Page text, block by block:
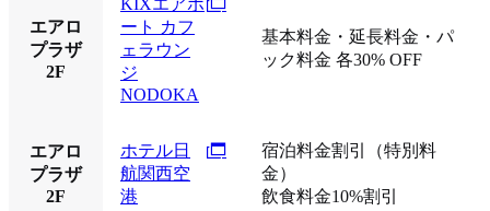
エアロ
プラザ
2F
KIXエアポ
ート カフ
ェラウン
ジ
NODOKA
基本料金・延長料金・パ
ック料金 各30% OFF
エアロ
プラザ
2F
ホテル日
航関西空
港
宿泊料金割引（特別料
金）
飲食料金10%割引